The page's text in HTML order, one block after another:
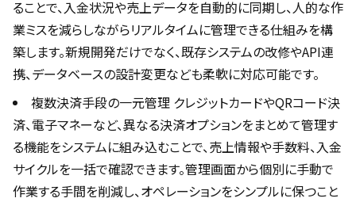
ることで、入金状況や売上データを自動的に同期し、人的な作
業ミスを減らしながらリアルタイムに管理できる仕組みを構
築します。新規開発だけでなく、既存システムの改修やAPI連
携、データベースの設計変更なども柔軟に対応可能です。
複数決済手段の一元管理 クレジットカードやQRコード決
済、電子マネーなど、異なる決済オプションをまとめて管理す
る機能をシステムに組み込むことで、売上情報や手数料、入金
サイクルを一括で確認できます。管理画面から個別に手動で
作業する手間を削減し、オペレーションをシンプルに保つこと